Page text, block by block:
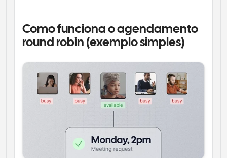
Como funciona o agendamento
round robin (exemplo simples)